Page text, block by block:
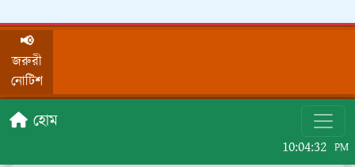
📢
জরুরী
নোটিশ
হোম
10:04:32 PM